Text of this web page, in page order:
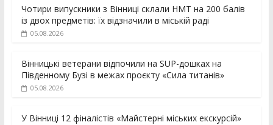
Чотири випускники з Вінниці склали НМТ на 200 балів
із двох предметів: їх відзначили в міській раді
05.08.2026
Вінницькі ветерани відпочили на SUP-дошках на
Південному Бузі в межах проєкту «Сила титанів»
05.08.2026
У Вінниці 12 фіналістів «Майстерні міських екскурсій»